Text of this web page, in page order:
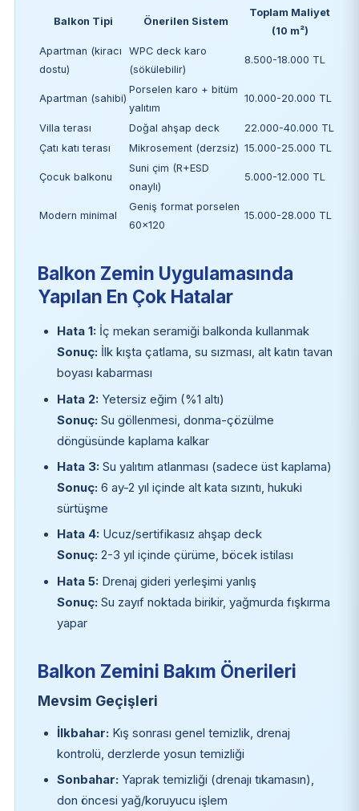
Balkon Tipi Önerilen Sistem
Toplam Maliyet
(10 m²)
Apartman (kiracı
dostu)
WPC deck karo
(sökülebilir)
8.500-18.000 TL
Apartman (sahibi)
Porselen karo + bitüm
yalıtım
10.000-20.000 TL
Villa terası Doğal ahşap deck
22.000-40.000 TL
Çatı katı terası
Mikrosement (derzsiz) 15.000-25.000 TL
Çocuk balkonu
Suni çim (R+ESD
onaylı)
5.000-12.000 TL
Modern minimal
Geniş format porselen
60×120
15.000-28.000 TL
Balkon Zemin Uygulamasında
Yapılan En Çok Hatalar
Hata 1: İç mekan seramiği balkonda kullanmak
Sonuç: İlk kışta çatlama, su sızması, alt katın tavan
boyası kabarması
Hata 2: Yetersiz eğim (%1 altı)
Sonuç: Su göllenmesi, donma-çözülme
döngüsünde kaplama kalkar
Hata 3: Su yalıtım atlanması (sadece üst kaplama)
Sonuç: 6 ay-2 yıl içinde alt kata sızıntı, hukuki
sürtüşme
Hata 4: Ucuz/sertifikasız ahşap deck
Sonuç: 2-3 yıl içinde çürüme, böcek istilası
Hata 5: Drenaj gideri yerleşimi yanlış
Sonuç: Su zayıf noktada birikir, yağmurda fışkırma
yapar
Balkon Zemini Bakım Önerileri
Mevsim Geçişleri
İlkbahar: Kış sonrası genel temizlik, drenaj
kontrolü, derzlerde yosun temizliği
Sonbahar: Yaprak temizliği (drenajı tıkamasın),
don öncesi yağ/koruyucu işlem